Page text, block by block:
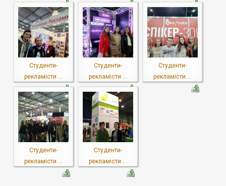
Студенти-
рекламісти ...
Студенти-
рекламісти ...
Студенти-
рекламісти ...
Студенти-
рекламісти ...
Студенти-
рекламісти ...